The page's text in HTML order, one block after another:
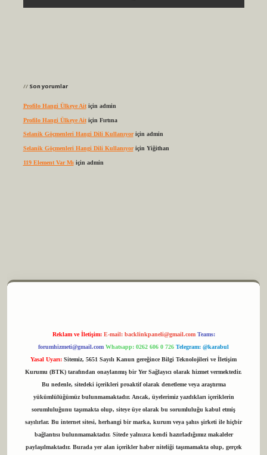
Son yorumlar
Profilo Hangi Ülkeye Aitiçin admin
Profilo Hangi Ülkeye Aitiçin Fırtına
Selanik Göçmenleri Hangi Dili Kullanıyoriçin admin
Selanik Göçmenleri Hangi Dili Kullanıyoriçin Yiğithan
119 Element Var Mı için admin
Reklam ve İletişim: E-mail: backlinkpaneli@gmail.com Teams:
forumhizmeti@gmail.com Whatsapp: 0262 606 0 726 Telegram: @karabul
Yasal Uyarı: Sitemiz, 5651 Sayılı Kanun gereğince Bilgi Teknolojileri ve İletişim
Kurumu (BTK) tarafından onaylanmış bir Yer Sağlayıcı olarak hizmet vermektedir.
Bu nedenle, sitedeki içerikleri proaktif olarak denetleme veya araştırma
yükümlülüğümüz bulunmamaktadır. Ancak, üyelerimiz yazdıkları içeriklerin
sorumluluğunu taşımakta olup, siteye üye olarak bu sorumluluğu kabul etmiş
sayılırlar. Bu internet sitesi, herhangi bir marka, kurum veya şahıs şirketi ile hiçbir
bağlantısı bulunmamaktadır. Sitede yalnızca kendi hazırladığımız makaleler
paylaşılmaktadır. Burada yer alan içerikler haber niteliği taşımamakta olup, gerçek